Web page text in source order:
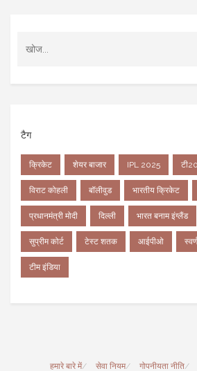
टैग
क्रिकेट शेयर बाजार IPL 2025
विराट कोहली बॉलीवुड भारतीय क्रिकेट
प्रधानमंत्री मोदी दिल्ली भारत बनाम इंग्लैंड
सुप्रीम कोर्ट टेस्ट शतक आईपीओ
टीम इंडिया
हमारे बारे में सेवा नियम गोपनीयता नीति